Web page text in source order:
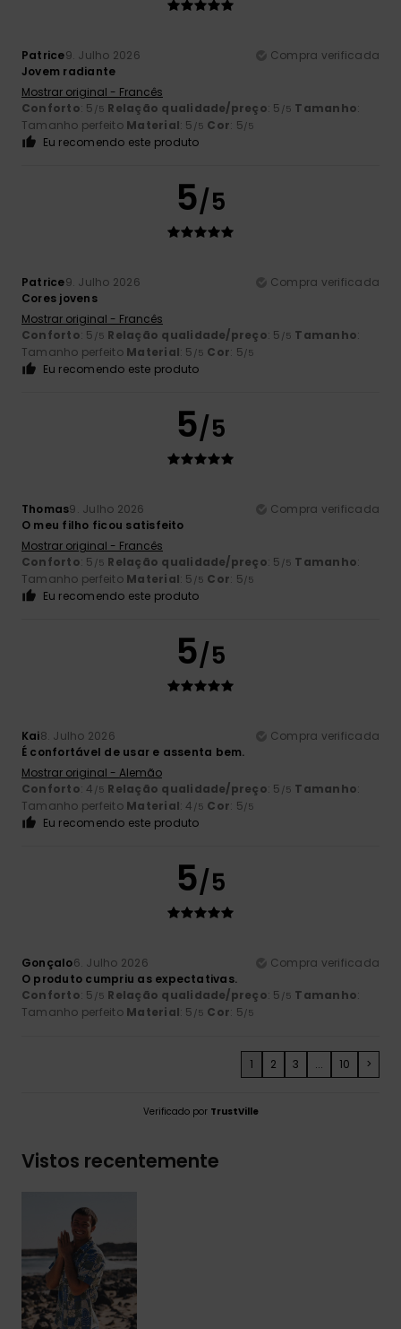
Patrice9. Julho 2026
Compra verificada
Jovem radiante
Mostrar original - Francês
Conforto: 5 /5 Relação qualidade/preço: 5 /5 Tamanho:
Tamanho perfeito Material: 5 /5 Cor: 5/5
Eu recomendo este produto
5/5
Patrice9. Julho 2026
Compra verificada
Cores jovens
Mostrar original - Francês
Conforto: 5 /5 Relação qualidade/preço: 5 /5 Tamanho:
Tamanho perfeito Material: 5 /5 Cor: 5/5
Eu recomendo este produto
5/5
Thomas9. Julho 2026
Compra verificada
O meu filho ficou satisfeito
Mostrar original - Francês
Conforto: 5 /5 Relação qualidade/preço: 5 /5 Tamanho:
Tamanho perfeito Material: 5 /5 Cor: 5/5
Eu recomendo este produto
5/5
Kai8. Julho 2026
Compra verificada
É confortável de usar e assenta bem.
Mostrar original - Alemão
Conforto: 4 /5 Relação qualidade/preço: 5 /5 Tamanho:
Tamanho perfeito Material: 4 /5 Cor: 5/5
Eu recomendo este produto
5/5
Gonçalo6. Julho 2026
Compra verificada
O produto cumpriu as expectativas.
Conforto: 5 /5 Relação qualidade/preço: 5 /5 Tamanho:
Tamanho perfeito Material: 5 /5 Cor: 5/5
1 2 3 ... 10 >
Verificado por TrustVille
Vistos recentemente